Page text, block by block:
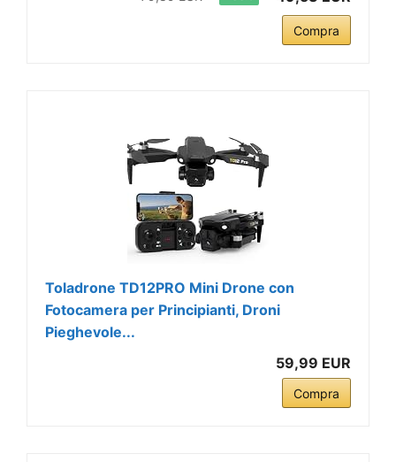
Compra
Toladrone TD12PRO Mini Drone con
Fotocamera per Principianti, Droni
Pieghevole...
59,99 EUR
Compra